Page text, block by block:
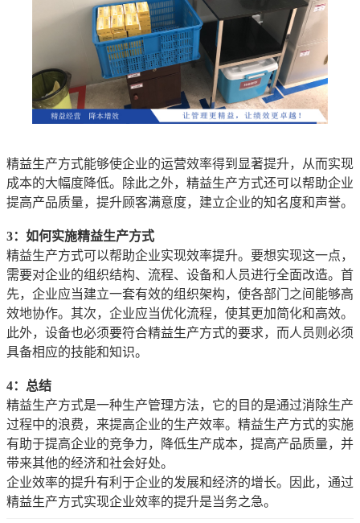
精益生产方式能够使企业的运营效率得到显著提升，从而实现
成本的大幅度降低。除此之外，精益生产方式还可以帮助企业
提高产品质量，提升顾客满意度，建立企业的知名度和声誉。
3：如何实施精益生产方式
精益生产方式可以帮助企业实现效率提升。要想实现这一点，
需要对企业的组织结构、流程、设备和人员进行全面改造。首
先，企业应当建立一套有效的组织架构，使各部门之间能够高
效地协作。其次，企业应当优化流程，使其更加简化和高效。
此外，设备也必须要符合精益生产方式的要求，而人员则必须
具备相应的技能和知识。
4：总结
精益生产方式是一种生产管理方法，它的目的是通过消除生产
过程中的浪费，来提高企业的生产效率。精益生产方式的实施
有助于提高企业的竞争力，降低生产成本，提高产品质量，并
带来其他的经济和社会好处。
企业效率的提升有利于企业的发展和经济的增长。因此，通过
精益生产方式实现企业效率的提升是当务之急。